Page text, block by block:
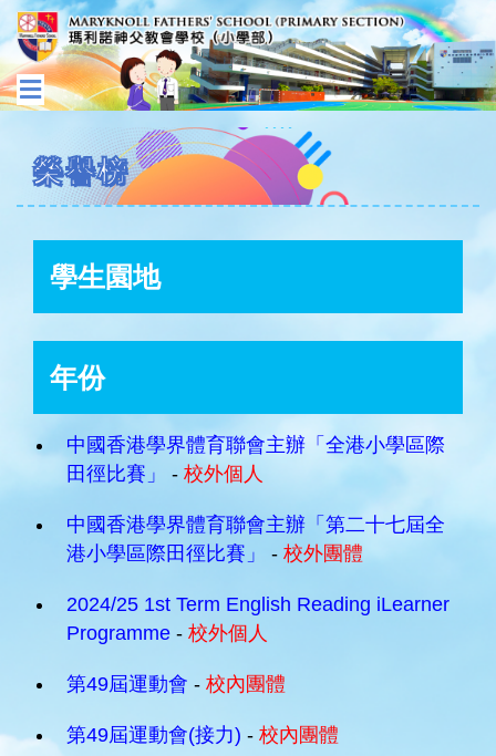
榮譽榜
學生園地
年份
中國⾹港學界體育聯會主辦「全港小學區際
田徑比賽」
- 校外個人
中國⾹港學界體育聯會主辦「第二十七屆全
港小學區際田徑比賽」
- 校外團體
2024/25 1st Term English Reading iLearner
Programme - 校外個人
第49屆運動會 - 校內團體
第49屆運動會(接力) - 校內團體